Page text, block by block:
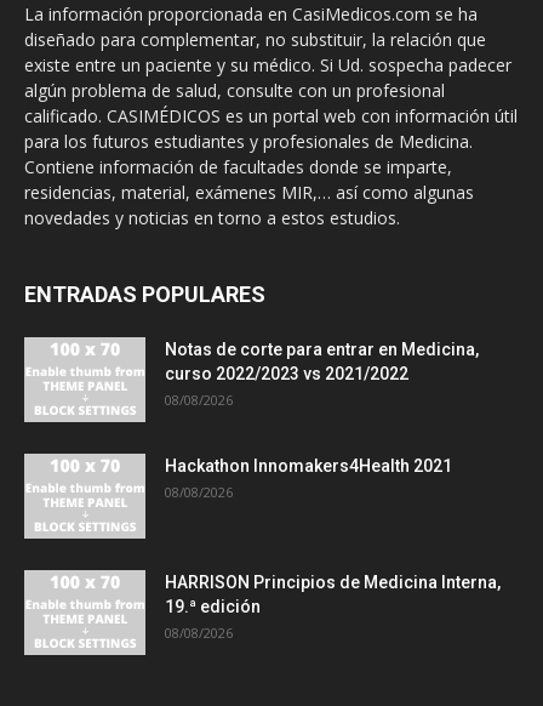
La información proporcionada en CasiMedicos.com se ha
diseñado para complementar, no substituir, la relación que
existe entre un paciente y su médico. Si Ud. sospecha padecer
algún problema de salud, consulte con un profesional
calificado. CASIMÉDICOS es un portal web con información útil
para los futuros estudiantes y profesionales de Medicina.
Contiene información de facultades donde se imparte,
residencias, material, exámenes MIR,… así como algunas
novedades y noticias en torno a estos estudios.
ENTRADAS POPULARES
Notas de corte para entrar en Medicina,
curso 2022/2023 vs 2021/2022
08/08/2026
Hackathon Innomakers4Health 2021
08/08/2026
HARRISON Principios de Medicina Interna,
19.ª edición
08/08/2026